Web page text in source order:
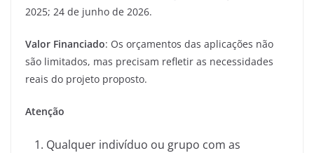
2025; 24 de junho de 2026.
Valor Financiado: Os orçamentos das aplicações não
são limitados, mas precisam refletir as necessidades
reais do projeto proposto.
Atenção
Qualquer indivíduo ou grupo com as